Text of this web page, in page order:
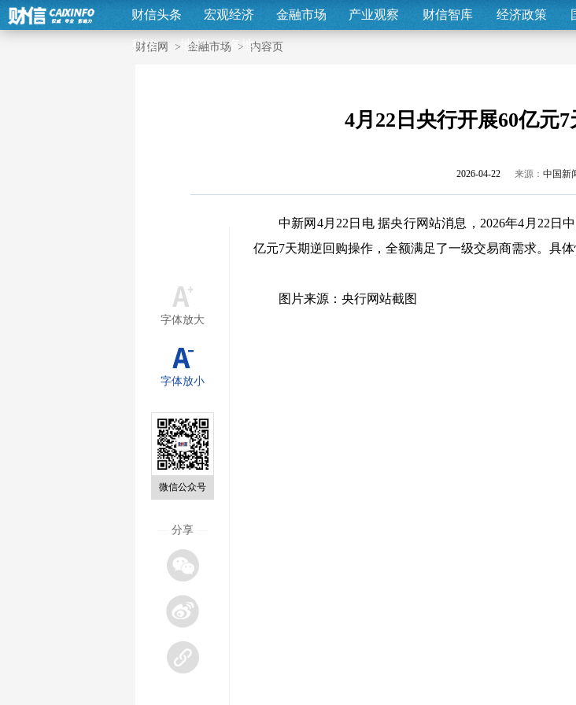
财信头条 宏观经济 金融市场 产业观察 财信智库 经济政策
科技 地产 各地
财信网 > 金融市场 > 内容页
4月22日央行开展60亿元
2026-04-22 来源： 中国新
字体放大
字体放小
微信公众号
分享
中新网4月22日电 据央行网站消息，2026年4月22日
亿元7天期逆回购操作，全额满足了一级交易商需求。具体
图片来源：央行网站截图